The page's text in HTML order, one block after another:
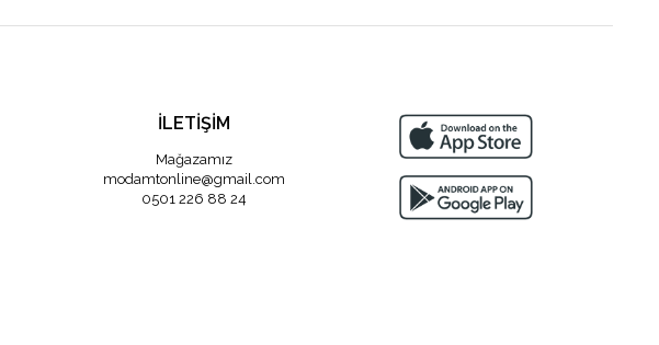
İLETİŞİM
Mağazamız
modamtonline@gmail.com
0501 226 88 24